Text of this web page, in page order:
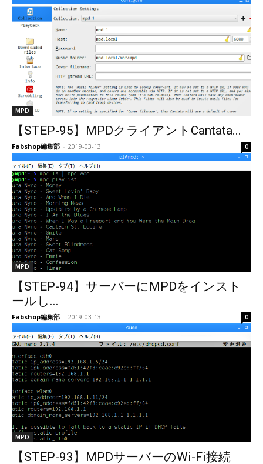
MPD
【STEP-95】MPDクライアントCantata...
Fabshop編集部 - 2019-03-13 0
MPD
【STEP-94】サーバーにMPDをインスト
ールし...
Fabshop編集部 - 2019-03-13 0
MPD
【STEP-93】MPDサーバーのWi-Fi接続